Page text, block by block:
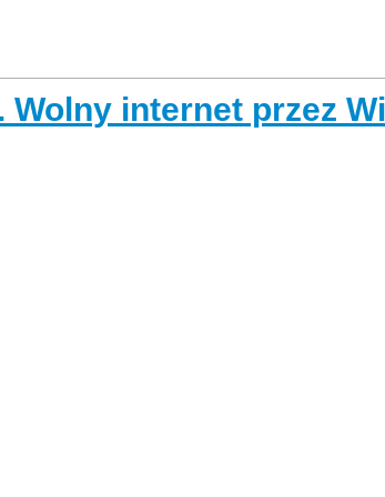
Wolny internet przez